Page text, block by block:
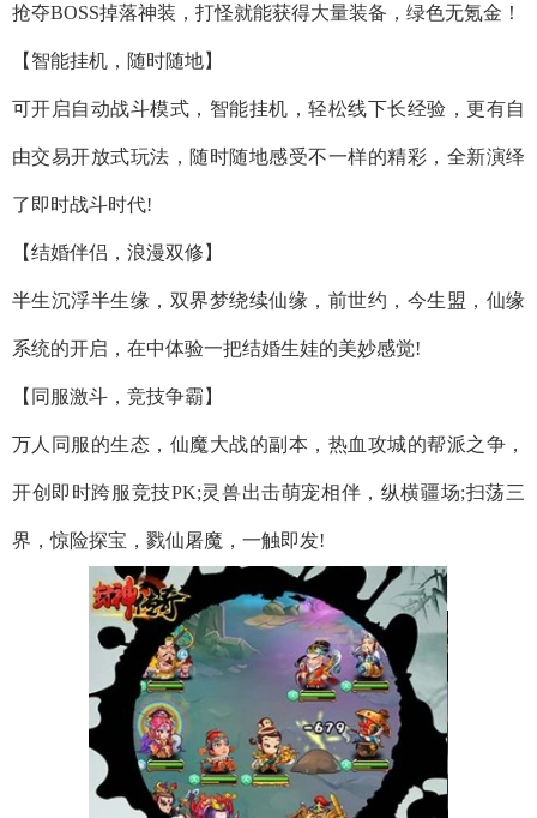
抢夺BOSS掉落神装，打怪就能获得大量装备，绿色无氪金！
【智能挂机，随时随地】
可开启自动战斗模式，智能挂机，轻松线下长经验，更有自
由交易开放式玩法，随时随地感受不一样的精彩，全新演绎
了即时战斗时代!
【结婚伴侣，浪漫双修】
半生沉浮半生缘，双界梦绕续仙缘，前世约，今生盟，仙缘
系统的开启，在中体验一把结婚生娃的美妙感觉!
【同服激斗，竞技争霸】
万人同服的生态，仙魔大战的副本，热血攻城的帮派之争，
开创即时跨服竞技PK;灵兽出击萌宠相伴，纵横疆场;扫荡三
界，惊险探宝，戮仙屠魔，一触即发!